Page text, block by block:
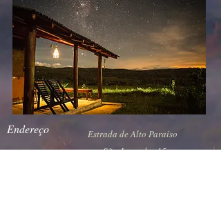
Estrada de Alto Paraíso
pra São Jorge, km 15.
Endereço